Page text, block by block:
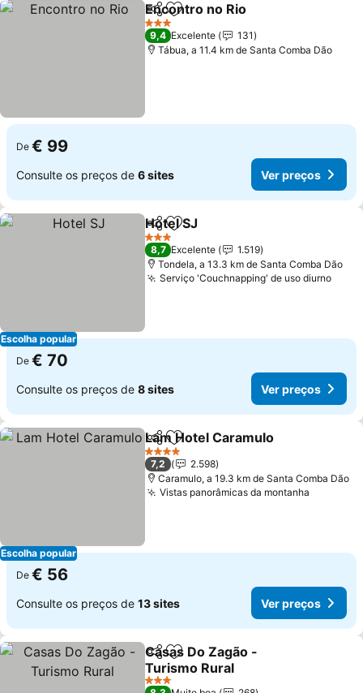
PartilharAdicionar aos favoritos
Encontro no Rio
3 Estrelas
9,4 Excelente
131
Tábua, a 11.4 km de Santa Comba Dão
De € 99
Consulte os preços de 6 sites Ver preços
Escolha popular
PartilharAdicionar aos favoritos
Hotel SJ
3 Estrelas
8,7 Excelente
1.519
Tondela, a 13.3 km de Santa Comba Dão
Serviço 'Couchnapping' de uso diurno
De € 70
Consulte os preços de 8 sites Ver preços
Escolha popular
PartilharAdicionar aos favoritos
Lam Hotel Caramulo
4 Estrelas
7,2
2.598
Caramulo, a 19.3 km de Santa Comba Dão
Vistas panorâmicas da montanha
De € 56
Consulte os preços de 13 sites Ver preços
PartilharAdicionar aos favoritos
Casas Do Zagão -
Turismo Rural
3 Estrelas